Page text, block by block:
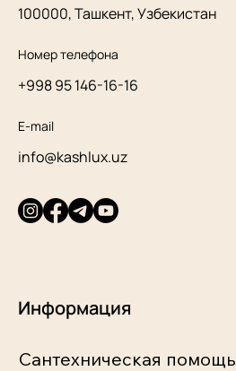
100000, Ташкент, Узбекистан
Номер телефона
+998 95 146-16-16
E-mail
info@kashlux.uz
Информация
Сантехническая помощь